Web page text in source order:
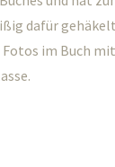
dafür
im Buch